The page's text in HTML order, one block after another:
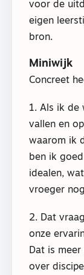
voor de
eigen
bron.
Miniwijk
Concreet
1. Als ik de
vallen en
waarom ik
ben ik
idealen,
vroeger
2. Dat
onze
Dat is meer
over